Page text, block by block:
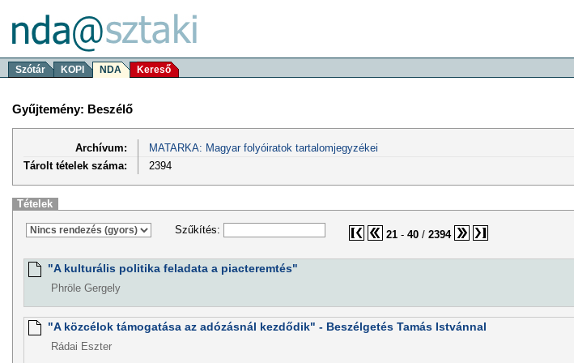
Szótár KOPI NDA Kereső
Gyűjtemény: Beszélő
Archívum:
MATARKA: Magyar folyóiratok tartalomjegyzékei
Tárolt tételek száma:
2394
Tételek
Szűkítés: 21- 40/ 2394
"A kulturális politika feladata a piacteremtés"
Phröle Gergely
"A közcélok támogatása az adózásnál kezdődik" - Beszélgetés Tamás Istvánnal
Rádai Eszter